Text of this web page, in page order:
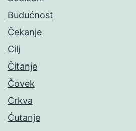
Budućnost
Čekanje
Cilj
Čitanje
Čovek
Crkva
Ćutanje